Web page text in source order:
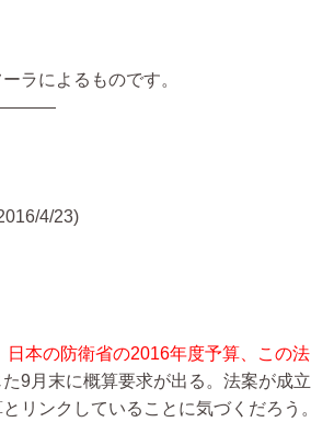
ラによるものです。
4/23)
日本の防衛省の2016年度予算、この法
9月末に概算要求が出る。法案が成立
リンクしていることに気づくだろう。